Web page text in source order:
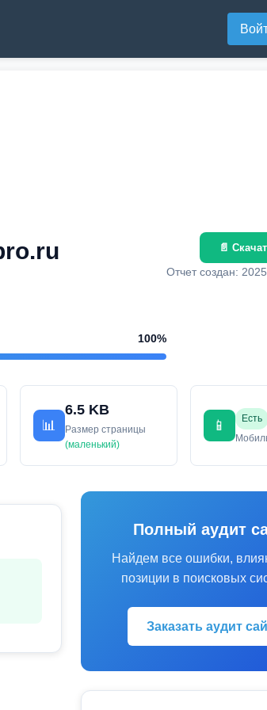
100%
📄
Отчет создан:
📊
6.5 KB
Размер страницы
(маленький)
📱
Есть
Полный аудит
Найдем все ошибки,
позиции в поисковых
Заказать аудит